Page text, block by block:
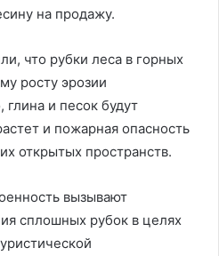
на продажу.
что рубки леса в горных
росту эрозии
глина и песок будут
и пожарная опасность
открытых пространств.
вызывают
сплошных рубок в целях